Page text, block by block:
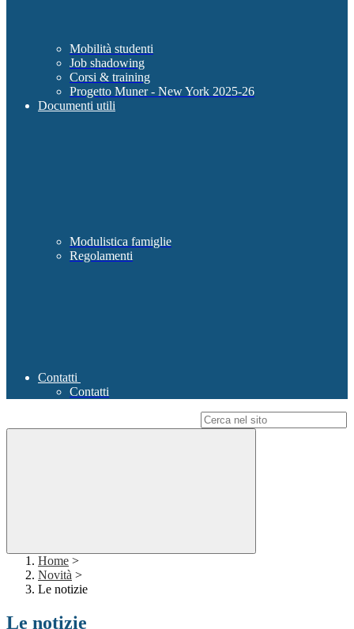
Mobilità studenti
Job shadowing
Corsi & training
Progetto Muner - New York 2025-26
Documenti utili
Modulistica famiglie
Regolamenti
Contatti
Contatti
Home >
Novità >
Le notizie
Le notizie